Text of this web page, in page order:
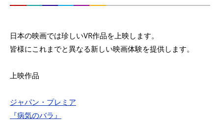
日本の映画では珍しいVR作品を上映します。
皆様にこれまでと異なる新しい映画体験を提供します。
上映作品
ジャパン・プレミア
『病気のバラ』